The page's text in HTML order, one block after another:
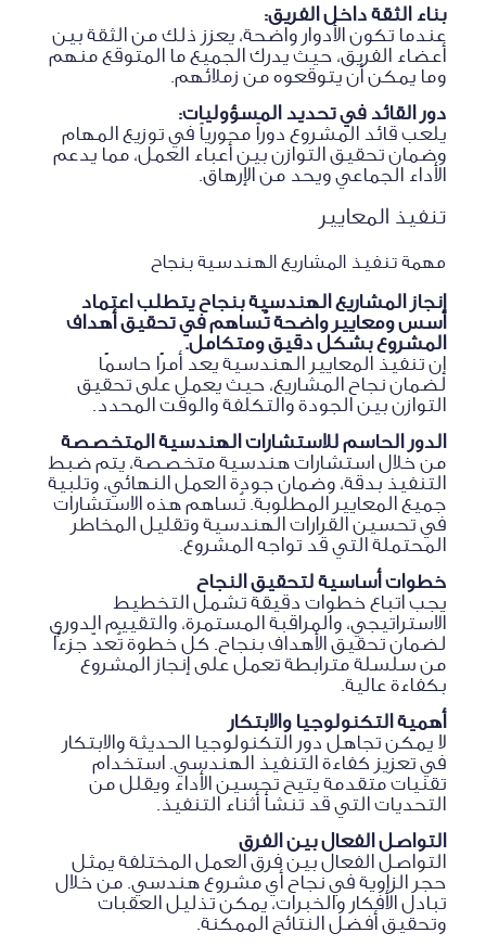
بناء الثقة داخل الفريق:
عندما تكون الأدوار واضحة، يعزز ذلك من الثقة بين
أعضاء الفريق، حيث يدرك الجميع ما المتوقع منهم
وما يمكن أن يتوقعوه من زملائهم.
دور القائد في تحديد المسؤوليات:
يلعب قائد المشروع دوراً محورياً في توزيع المهام
وضمان تحقيق التوازن بين أعباء العمل، مما يدعم
الأداء الجماعي ويحد من الإرهاق.
تنفيذ المعايير
مهمة تنفيذ المشاريع الهندسية بنجاح
إنجاز المشاريع الهندسية بنجاح يتطلب اعتماد
أسس ومعايير واضحة تُساهم في تحقيق أهداف
المشروع بشكل دقيق ومتكامل.
إن تنفيذ المعايير الهندسية يعد أمرًا حاسمًا
لضمان نجاح المشاريع، حيث يعمل على تحقيق
التوازن بين الجودة والتكلفة والوقت المحدد.
الدور الحاسم للاستشارات الهندسية المتخصصة
من خلال استشارات هندسية متخصصة، يتم ضبط
التنفيذ بدقة، وضمان جودة العمل النهائي، وتلبية
جميع المعايير المطلوبة. تُساهم هذه الاستشارات
في تحسين القرارات الهندسية وتقليل المخاطر
المحتملة التي قد تواجه المشروع.
خطوات أساسية لتحقيق النجاح
يجب اتباع خطوات دقيقة تشمل التخطيط
الاستراتيجي، والمراقبة المستمرة، والتقييم الدوري
لضمان تحقيق الأهداف بنجاح. كل خطوة تُعدّ جزءًا
من سلسلة مترابطة تعمل على إنجاز المشروع
بكفاءة عالية.
أهمية التكنولوجيا والابتكار
لا يمكن تجاهل دور التكنولوجيا الحديثة والابتكار
في تعزيز كفاءة التنفيذ الهندسي. استخدام
تقنيات متقدمة يتيح تحسين الأداء ويقلل من
التحديات التي قد تنشأ أثناء التنفيذ.
التواصل الفعال بين الفرق
التواصل الفعال بين فرق العمل المختلفة يمثل
حجر الزاوية في نجاح أي مشروع هندسي. من خلال
تبادل الأفكار والخبرات، يمكن تذليل العقبات
وتحقيق أفضل النتائج الممكنة.